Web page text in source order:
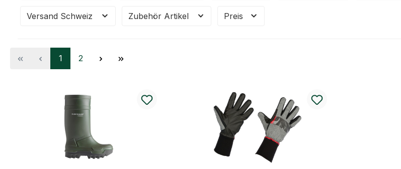
Versand Schweiz Zubehör Artikel Preis
Seite
1 Seite
2